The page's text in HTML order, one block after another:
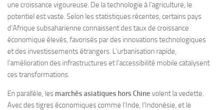
une croissance vigoureuse. De la technologie à l’agriculture, le
potentiel est vaste. Selon les statistiques récentes, certains pays
d’Afrique subsaharienne connaissent des taux de croissance
économique élevés, favorisés par des innovations technologiques
et des investissements étrangers. L’urbanisation rapide,
l’amélioration des infrastructures et l’accessibilité mobile catalysent
ces transformations.
En parallèle, les marchés asiatiques hors Chine volent la vedette.
Avec des tigres économiques comme l’Inde, l’Indonésie, et le